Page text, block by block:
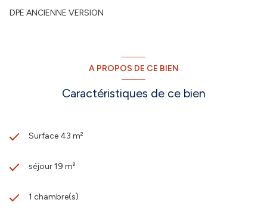
DPE ANCIENNE VERSION
A PROPOS DE CE BIEN
Caractéristiques de ce bien
Surface 43 m²
séjour 19 m²
1 chambre(s)